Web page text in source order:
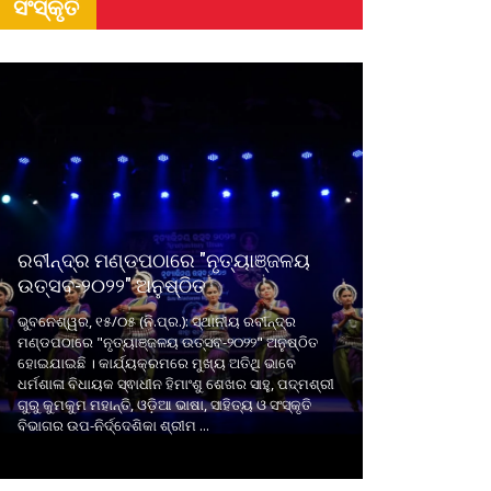
ସଂସ୍କୃତି
ରବୀନ୍ଦ୍ର ମଣ୍ଡପଠାରେ "ନୃତ୍ୟାଞ୍ଜଳୟ
ଉତ୍ସବ-୨୦୨୨" ଅନୁଷ୍ଠିତ
ଭୁବନେଶ୍ୱର, ୧୫/୦୫ (ନି.ପ୍ର.): ସ୍ଥାନୀୟ ରବୀନ୍ଦ୍ର
ମଣ୍ଡପଠାରେ "ନୃତ୍ୟାଞ୍ଜଳୟ ଉତ୍ସବ-୨୦୨୨" ଅନୁଷ୍ଠିତ
ହୋଇଯାଇଛି । କାର୍ଯ୍ୟକ୍ରମରେ ମୁଖ୍ୟ ଅତିଥି ଭାବେ
ଧର୍ମଶାଳା ବିଧାୟକ ସ୍ଵାଧୀନ ହିମାଂଶୁ ଶେଖର ସାହୁ, ପଦ୍ମଶ୍ରୀ
ଗୁରୁ କୁମକୁମ ମହାନ୍ତି, ଓଡ଼ିଆ ଭାଷା, ସାହିତ୍ୟ ଓ ସଂସ୍କୃତି
ବିଭାଗର ଉପ-ନିର୍ଦ୍ଦେଶିକା ଶ୍ରୀମ ...